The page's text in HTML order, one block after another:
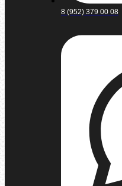
8 (952) 379 00 08